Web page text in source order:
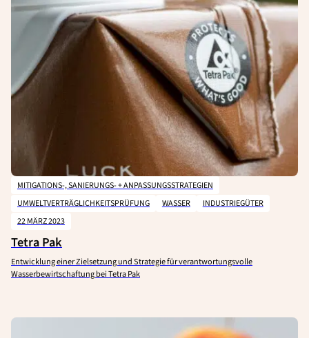
MITIGATIONS-, SANIERUNGS- + ANPASSUNGSSTRATEGIEN
UMWELTVERTRÄGLICHKEITSPRÜFUNG
WASSER
INDUSTRIEGÜTER
22 MÄRZ 2023
Tetra Pak
Entwicklung einer Zielsetzung und Strategie für verantwortungsvolle
Wasserbewirtschaftung bei Tetra Pak